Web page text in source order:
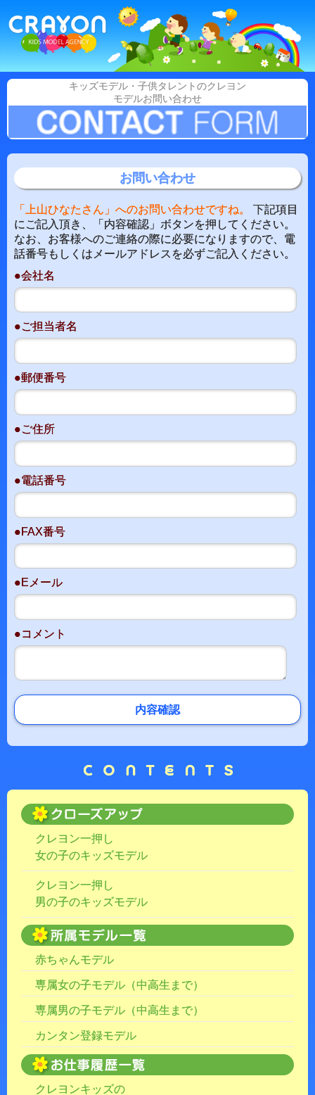
キッズモデル・子供タレントのクレヨン
モデルお問い合わせ
お問い合わせ
「上山ひなたさん」へのお問い合わせですね。
下記項目
にご記入頂き、「内容確認」ボタンを押してください。
なお、お客様へのご連絡の際に必要になりますので、電
話番号もしくはメールアドレスを必ずご記入ください。
●会社名
●ご担当者名
●郵便番号
●ご住所
●電話番号
●FAX番号
●Eメール
●コメント
内容確認
クレヨン一押し
女の子のキッズモデル
クレヨン一押し
男の子のキッズモデル
赤ちゃんモデル
専属女の子モデル（中高生まで）
専属男の子モデル（中高生まで）
カンタン登録モデル
クレヨンキッズの